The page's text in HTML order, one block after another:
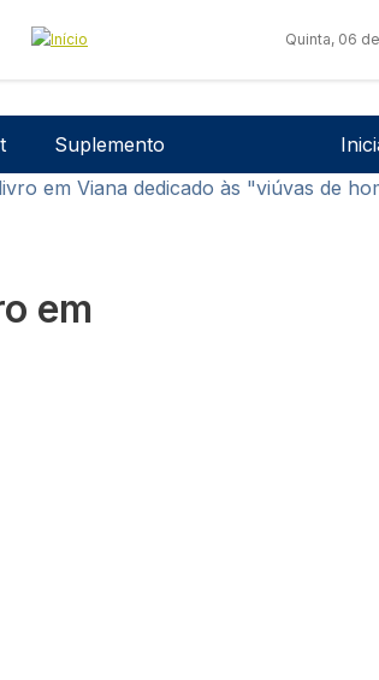
Quinta, 06
Suplemento
em Viana dedicado às "viúvas de
em